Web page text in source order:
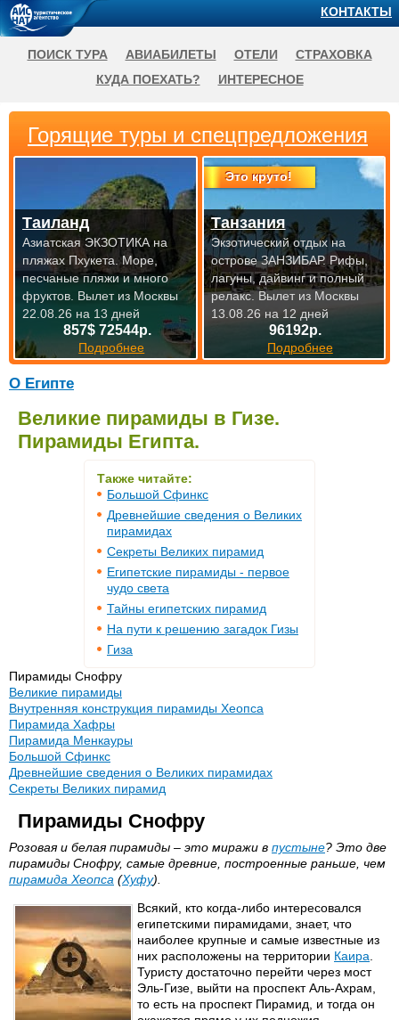
О Египте
Великие пирамиды в Гизе.
Пирамиды Египта.
Также читайте:
Большой Сфинкс
Древнейшие сведения о Великих
пирамидах
Секреты Великих пирамид
Египетские пирамиды - первое
чудо света
Тайны египетских пирамид
На пути к решению загадок Гизы
Гиза
Пирамиды Снофру
Великие пирамиды
Внутренняя конструкция пирамиды Хеопса
Пирамида Хафры
Пирамида Менкауры
Большой Сфинкс
Древнейшие сведения о Великих пирамидах
Секреты Великих пирамид
Пирамиды Снофру
Розовая и белая пирамиды – это миражи в пустыне? Это две
пирамиды Снофру, самые древние, построенные раньше, чем
пирамида Хеопса (Хуфу).
Всякий, кто когда-либо интересовался
египетскими пирамидами, знает, что
наиболее крупные и самые известные из
них расположены на территории Каира
Туристу достаточно перейти через мост
Эль-Гизе, выйти на проспект Аль-Ахрам,
то есть на проспект Пирамид, и тогда он
Горящие туры и спецпредложения
857$ 72544р.
Подробнее
Таиланд
Азиатская ЭКЗОТИКА на
пляжах Пхукета. Море,
песчаные пляжи и много
фруктов. Вылет из Москвы
22.08.26 на 13 дней
Это круто!
96192р.
Подробнее
Танзания
Экзотический отдых на
острове ЗАНЗИБАР. Рифы,
лагуны, дайвинг и полный
релакс.Вылет из Москвы
13.08.26 на 12 дней
КОНТАКТЫ
ПОИСК ТУРА АВИАБИЛЕТЫ ОТЕЛИ
СТРАХОВКА
КУДА ПОЕХАТЬ?
ИНТЕРЕСНОЕ